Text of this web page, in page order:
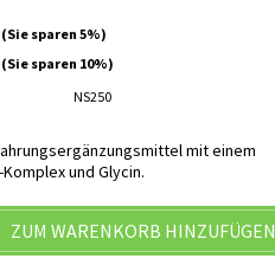
(Sie sparen 5%)
sparen 10%)
NS250
mit einem
und Glycin.
ZUM WARENKORB HINZUFÜGEN